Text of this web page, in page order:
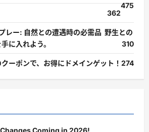
475
362
レー: 自然との遭遇時の必需品 野生との
に入れよう。
310
ーポンで、お得にドメインゲット！ 274